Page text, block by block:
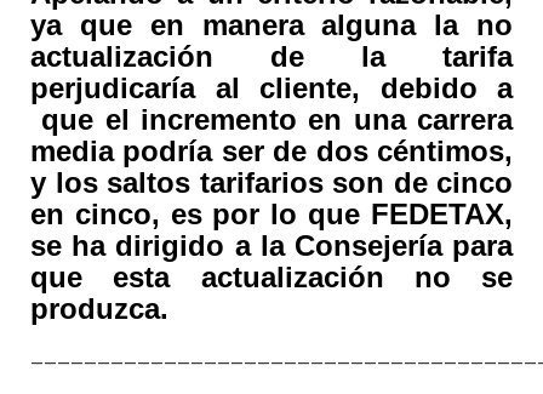
ya que en manera alguna la no
actualización de la tarifa
perjudicaría al cliente, debido a
que el incremento en una carrera
media podría ser de dos céntimos,
y los saltos tarifarios son de cinco
en cinco, es por lo que FEDETAX,
se ha dirigido a la Consejería para
que esta actualización no se
produzca.